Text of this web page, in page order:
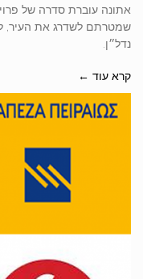
אתונה עוברת סדרה של
שמטרתם לשדרג את העיר,
נדל״ן.
קרא עוד ←